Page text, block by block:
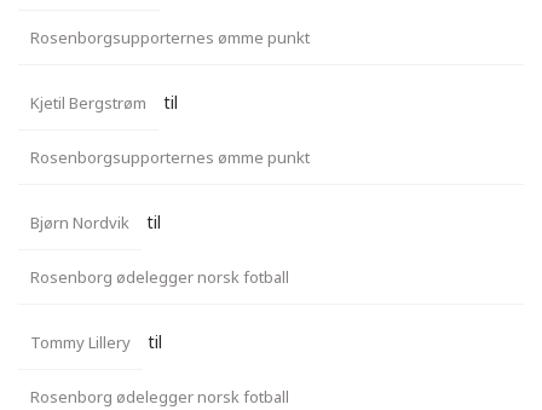
Rosenborgsupporternes ømme punkt
Kjetil Bergstrøm til
Rosenborgsupporternes ømme punkt
Bjørn Nordvik til
Rosenborg ødelegger norsk fotball
Tommy Lillery til
Rosenborg ødelegger norsk fotball